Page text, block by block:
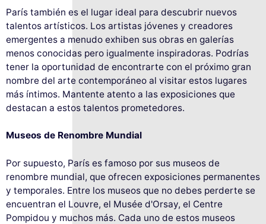
París también es el lugar ideal para descubrir nuevos
talentos artísticos. Los artistas jóvenes y creadores
emergentes a menudo exhiben sus obras en galerías
menos conocidas pero igualmente inspiradoras. Podrías
tener la oportunidad de encontrarte con el próximo gran
nombre del arte contemporáneo al visitar estos lugares
más íntimos. Mantente atento a las exposiciones que
destacan a estos talentos prometedores.
Museos de Renombre Mundial
Por supuesto, París es famoso por sus museos de
renombre mundial, que ofrecen exposiciones permanentes
y temporales. Entre los museos que no debes perderte se
encuentran el Louvre, el Musée d'Orsay, el Centre
Pompidou y muchos más. Cada uno de estos museos